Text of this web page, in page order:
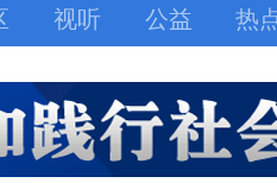
视听 公益 热